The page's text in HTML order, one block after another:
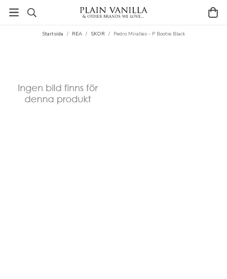
Startsida / REA / SKOR / Pedro Miralles - P Bootie Black